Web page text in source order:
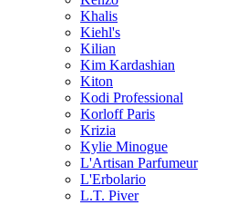
Khalis
Kiehl's
Kilian
Kim Kardashian
Kiton
Kodi Professional
Korloff Paris
Krizia
Kylie Minogue
L'Artisan Parfumeur
L'Erbolario
L.T. Piver